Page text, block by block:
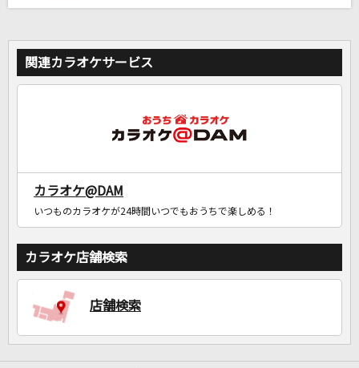
関連カラオケサービス
カラオケ@DAM
いつものカラオケが24時間いつでもおうちで楽しめる！
カラオケ店舗検索
店舗検索